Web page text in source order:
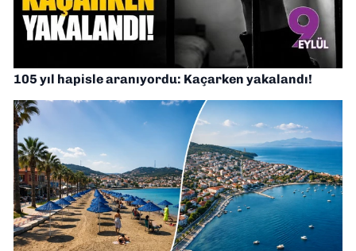
105 yıl hapisle aranıyordu: Kaçarken yakalandı!